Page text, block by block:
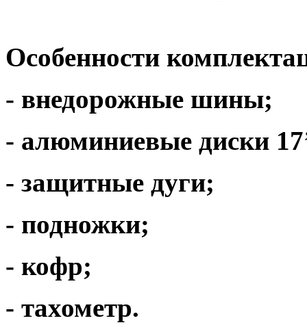
Особенности
- внедорожные шины;
- алюминиевые диски
- защитные дуги;
- подножки;
- кофр;
- тахометр.